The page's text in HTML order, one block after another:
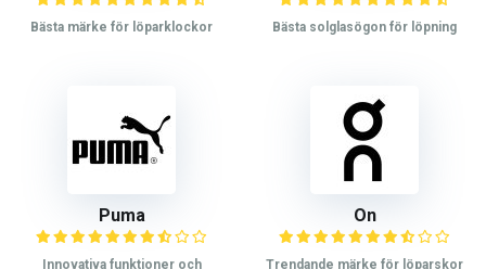
Bästa märke för löparklockor Bästa solglasögon för löpning
Puma
Innovativa funktioner och
On
Trendande märke för löparskor